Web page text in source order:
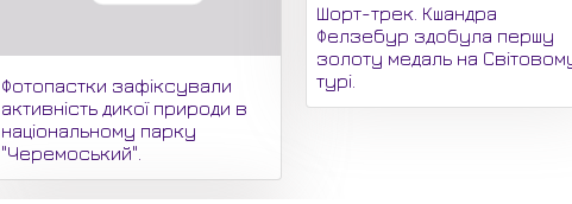
Фотопастки зафіксували
активність дикої природи в
національному парку
"Черемоський".
Шорт-трек. Кшандра
Фелзебур здобула першу
золоту медаль на
турі.